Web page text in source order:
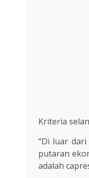
Kriteria
“Di luar
putaran
adalah